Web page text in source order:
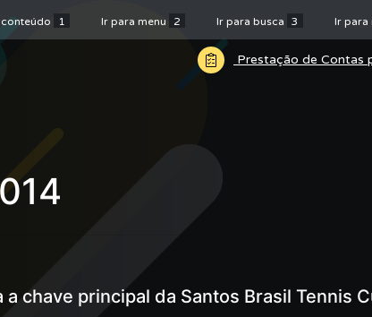
1 Ir para menu 2 Ir para busca 3 Ir para
Prestação de Contas
chave principal da Santos Brasil Tennis